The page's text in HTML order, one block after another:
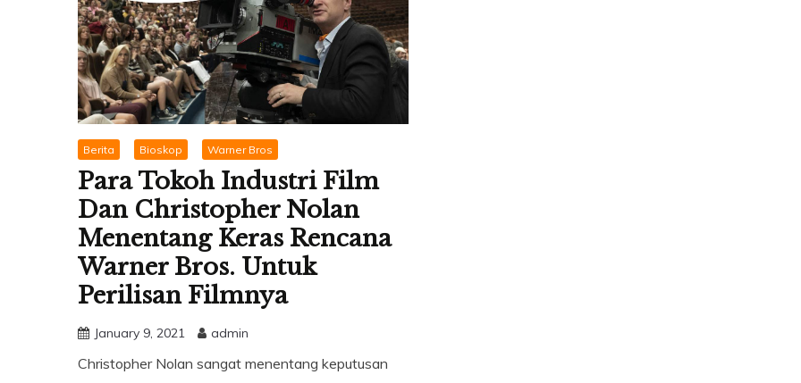
Berita Bioskop Warner Bros
Para Tokoh Industri Film
Dan Christopher Nolan
Menentang Keras Rencana
Warner Bros. Untuk
Perilisan Filmnya
January 9, 2021 admin
Christopher Nolan sangat menentang keputusan